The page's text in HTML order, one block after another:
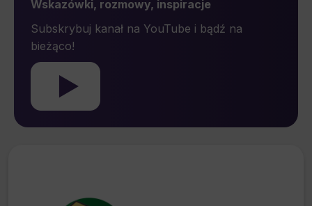
przetwarzania, którego dokonano na podstawie
zgody przed jej cofnięciem.*
Wskazówki, rozmowy, inspiracje
Subskrybuj kanał na YouTube i bądź na
bieżąco!